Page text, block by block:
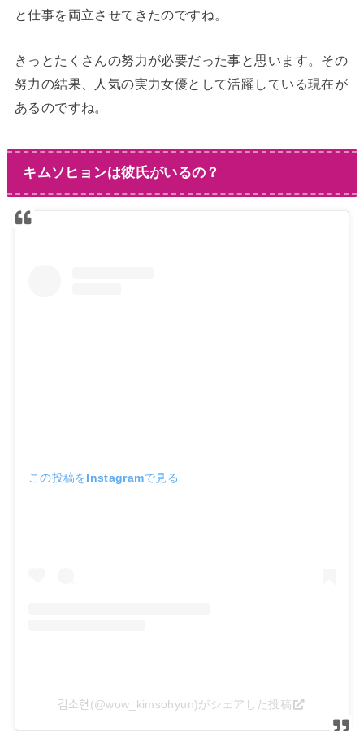
と仕事を両立させてきたのですね。
きっとたくさんの努力が必要だった事と思います。その
努力の結果、人気の実力女優として活躍している現在が
あるのですね。
キムソヒョンは彼氏がいるの？
この投稿をInstagramで見る
김소현(@wow_kimsohyun)がシェアした投稿